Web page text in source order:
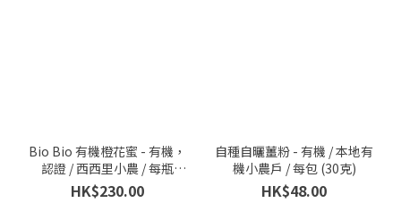
Bio Bio 有機橙花蜜 - 有機，
認證 / 西西里小農 / 每瓶
(250克)
HK$230.00
自種自曬薑粉 - 有機 / 本地有
機小農戶 / 每包 (30克)
HK$48.00